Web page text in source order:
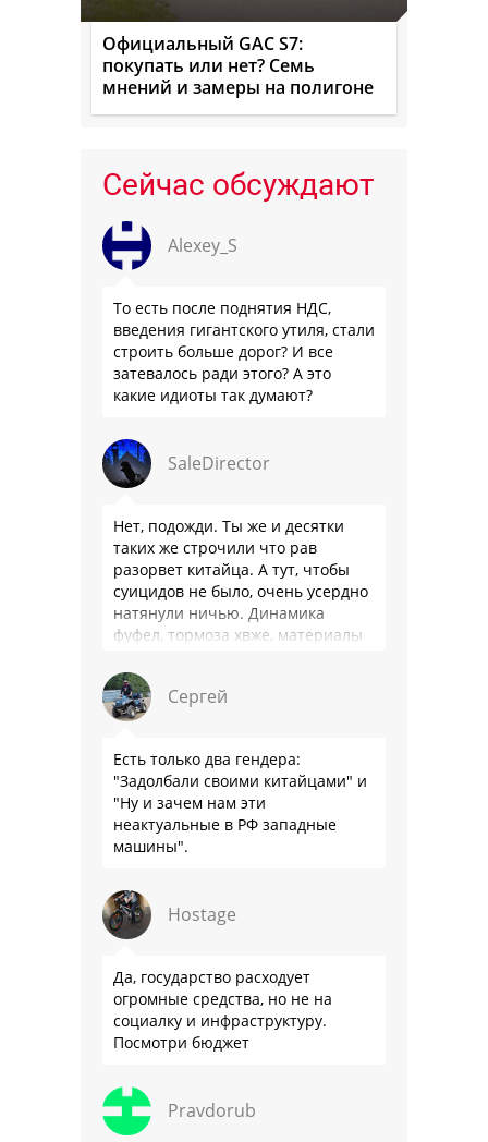
Официальный GAC S7:
покупать или нет? Семь
мнений и замеры на полигоне
Сейчас обсуждают
Alexey_S
То есть после поднятия НДС,
введения гигантского утиля, стали
строить больше дорог? И все
затевалось ради этого? А это
какие идиоты так думают?
SaleDirector
Нет, подожди. Ты же и десятки
таких же строчили что рав
разорвет китайца. А тут, чтобы
суицидов не было, очень усердно
натянули ничью. Динамика
фуфел, тормоза хвже, материалы
Сергей
Есть только два гендера:
"Задолбали своими китайцами" и
"Ну и зачем нам эти
неактуальные в РФ западные
машины".
Hostage
Да, государство расходует
огромные средства, но не на
социалку и инфраструктуру.
Посмотри бюджет
Pravdorub